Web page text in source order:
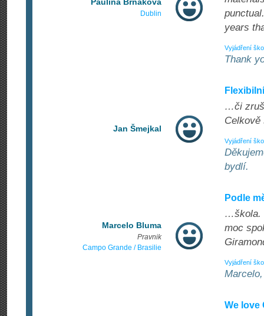
Dublin
years
Vyjádření
Thank
Jan Šmejkal
…či
Celkově
Vyjádření
bydlí.
Marcelo Bluma
Pravnik
Campo Grande / Brasilie
Podle
…škola.
moc
Vyjádření
We love